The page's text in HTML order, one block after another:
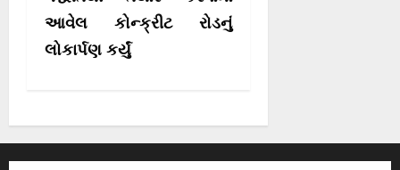
a
t
n
આવેલ કોન્ક્રીટ રોડનું
લોકાર્પણ કર્યું